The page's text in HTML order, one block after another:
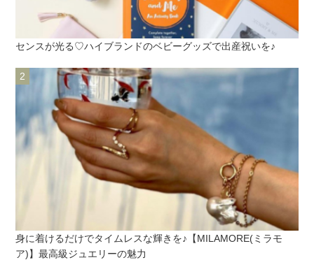
センスが光る♡ハイブランドのベビーグッズで出産祝いを♪
身に着けるだけでタイムレスな輝きを♪【MILAMORE(ミラモ
ア)】最高級ジュエリーの魅力